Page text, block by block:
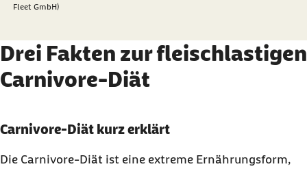
Fleet GmbH)
Drei Fakten zur fleischlastigen
Carnivore-Diät
Karussell mit 3 Elementen
Element 1 von 3
Carnivore-Diät kurz erklärt
Die Carnivore-Diät ist eine extreme Ernährungsform,